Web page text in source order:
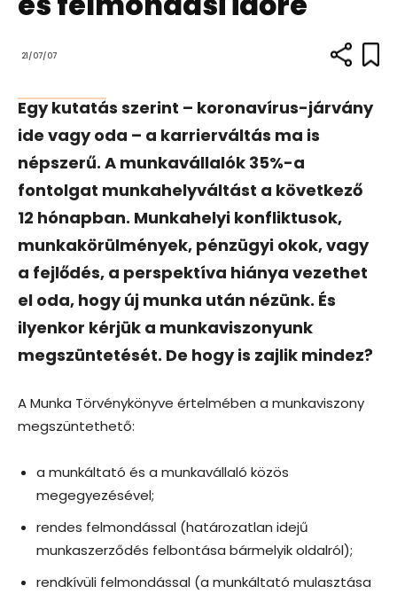
21/07/07
Egy kutatás szerint – koronavírus-járvány
ide vagy oda – a karrierváltás ma is
népszerű. A munkavállalók 35%-a
fontolgat munkahelyváltást a következő
12 hónapban. Munkahelyi konfliktusok,
munkakörülmények, pénzügyi okok, vagy
a fejlődés, a perspektíva hiánya vezethet
el oda, hogy új munka után nézünk. És
ilyenkor kérjük a munkaviszonyunk
megszüntetését. De hogy is zajlik mindez?
A Munka Törvénykönyve értelmében a munkaviszony
megszüntethető:
a munkáltató és a munkavállaló közös
megegyezésével;
rendes felmondással (határozatlan idejű
munkaszerződés felbontása bármelyik oldalról);
rendkívüli felmondással (a munkáltató mulasztása